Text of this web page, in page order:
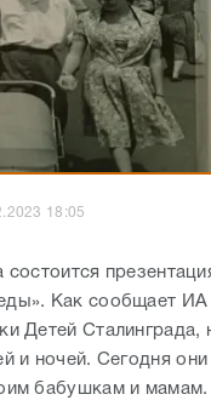
18:05
состоится
Как сообщает
Детей
и ночей. Сегодня
бабушкам и мамам.